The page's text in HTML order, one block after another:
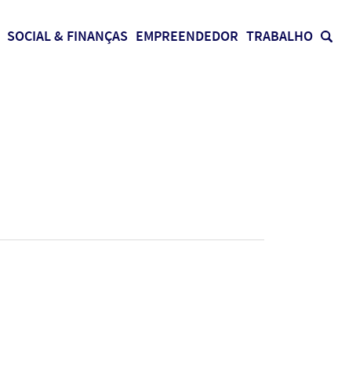
SOCIAL & FINANÇAS EMPREENDEDOR TRABALHO